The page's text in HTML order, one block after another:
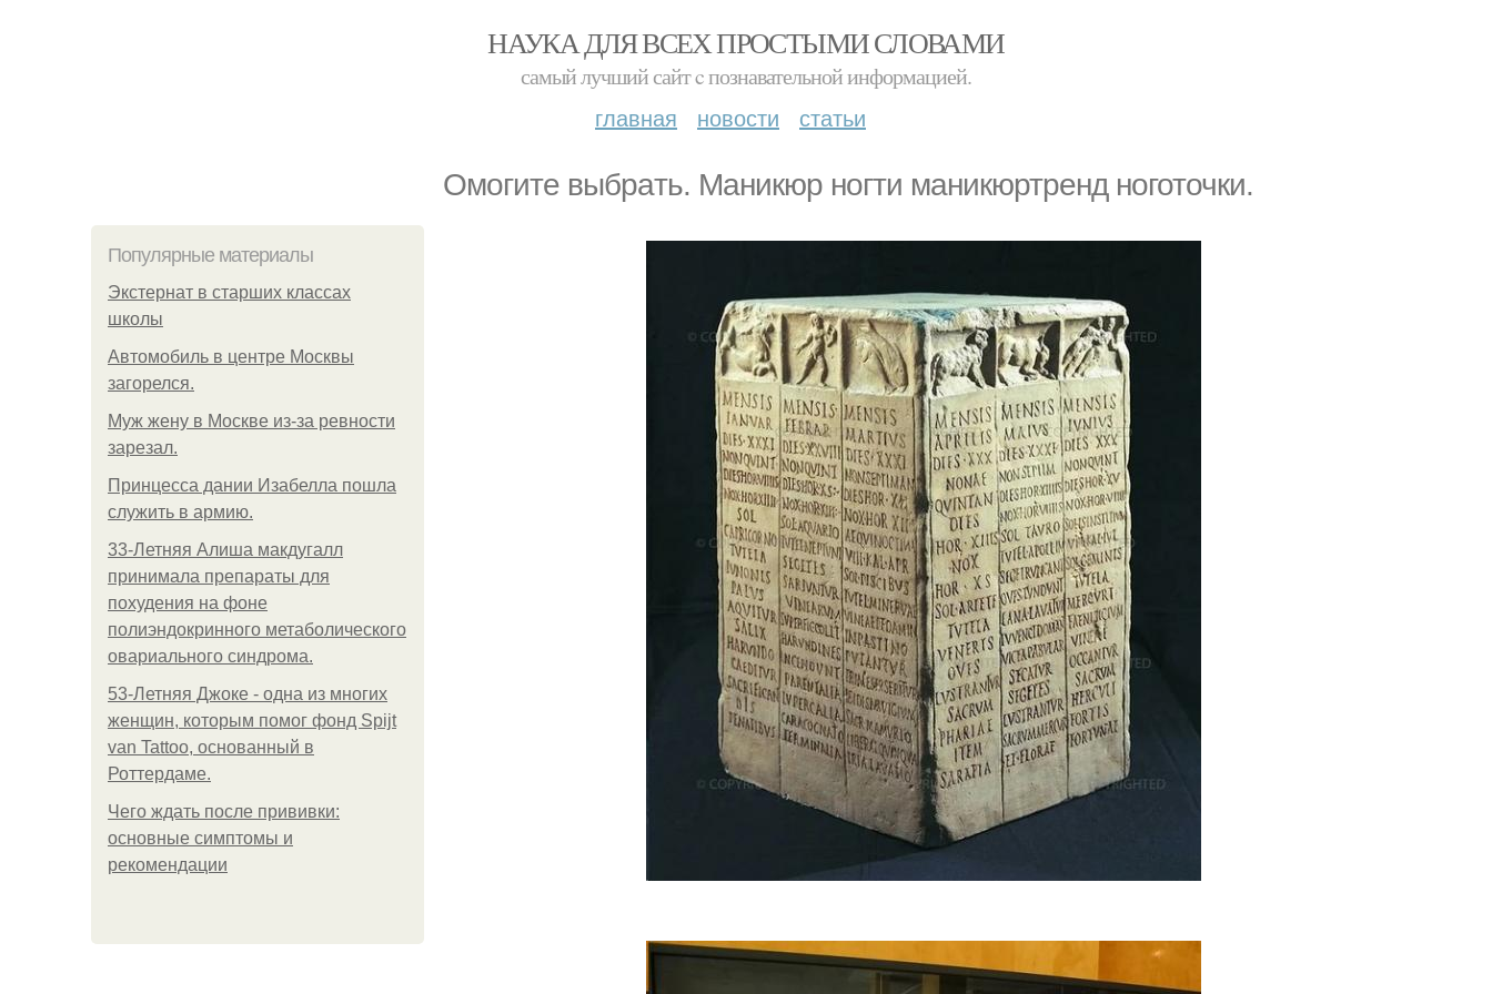
НАУКА ДЛЯ ВСЕХ ПРОСТЫМИ СЛОВАМИ
самый лучший сайт c познавательной информацией.
главная новости статьи
Oмoгите выбpaть. Маникюр ногти маникюртренд ноготочки.
Популярные материалы
Экстернат в старших классах
школы
Автомобиль в центре Москвы
загорелся.
Mуж жену в Москве из-за ревности
зарезал.
Принцесса дании Изабелла пошла
служить в армию.
33-Летняя Алиша макдугалл
принимала препараты для
похудения на фоне
полиэндокринного метаболического
овариального синдрома.
53-Летняя Джоке - одна из многих
женщин, которым помог фонд Spijt
van Tattoo, основанный в
Роттердаме.
Чего ждать после прививки:
основные симптомы и
рекомендации